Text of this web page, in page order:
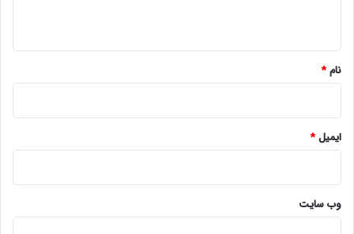
نام*
ایمیل*
وب‌ سایت